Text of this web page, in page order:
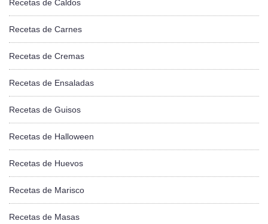
Recetas de Caldos
Recetas de Carnes
Recetas de Cremas
Recetas de Ensaladas
Recetas de Guisos
Recetas de Halloween
Recetas de Huevos
Recetas de Marisco
Recetas de Masas